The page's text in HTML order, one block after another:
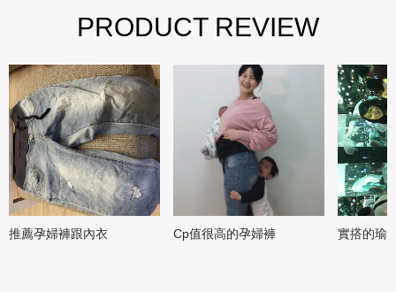
PRODUCT REVIEW
推薦孕婦褲跟內衣 Cp值很高的孕婦褲 實搭的瑜